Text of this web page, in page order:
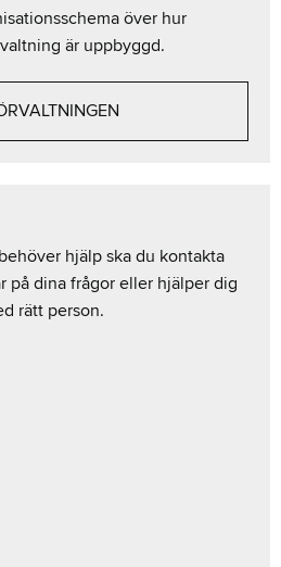
över hur
är uppbyggd.
hjälp ska du kontakta
på dina frågor eller hjälper dig
rätt person.